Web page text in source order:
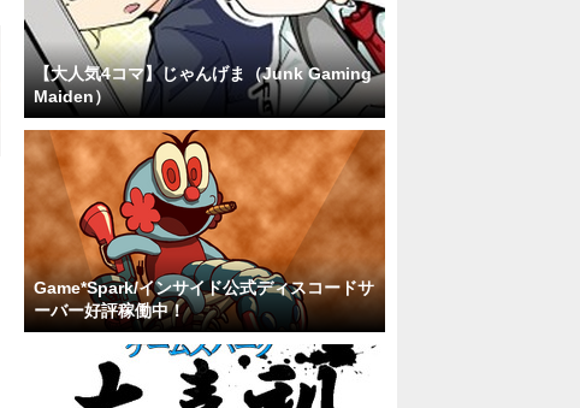
【大人気4コマ】じゃんげま（Junk Gaming
Maiden）
Game*Spark/インサイド公式ディスコードサ
ーバー好評稼働中！